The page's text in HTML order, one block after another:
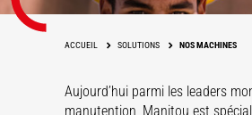
ACCUEIL SOLUTIONS NOS MACHINES
Aujourd’hui parmi les leaders
manutention, Manitou est